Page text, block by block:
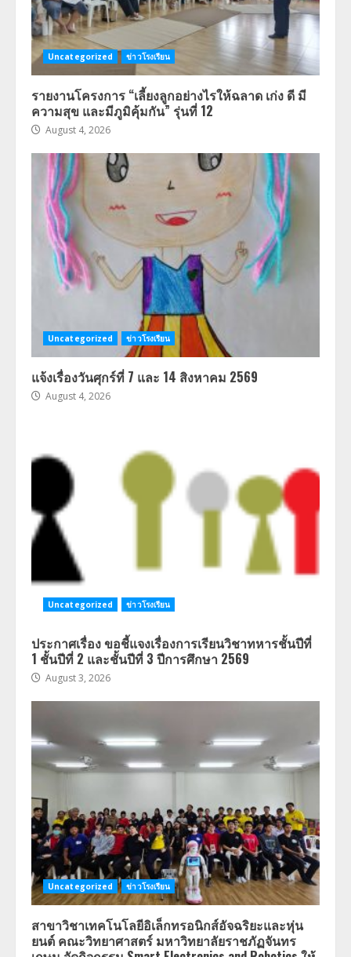
Uncategorized ข่าวโรงเรียน
รายงานโครงการ “เลี้ยงลูกอย่างไรให้ฉลาด เก่ง ดี มี
ความสุข และมีภูมิคุ้มกัน” รุ่นที่ 12
August 4, 2026
Uncategorized ข่าวโรงเรียน
แจ้งเรื่องวันศุกร์ที่ 7 และ 14 สิงหาคม 2569
August 4, 2026
Uncategorized ข่าวโรงเรียน
ประกาศเรื่อง ขอชี้แจงเรื่องการเรียนวิชาทหารชั้นปีที่
1 ชั้นปีที่ 2 และชั้นปีที่ 3 ปีการศึกษา 2569
August 3, 2026
Uncategorized ข่าวโรงเรียน
สาขาวิชาเทคโนโลยีอิเล็กทรอนิกส์อัจฉริยะและหุ่น
ยนต์ คณะวิทยาศาสตร์ มหาวิทยาลัยราชภัฏจันทร